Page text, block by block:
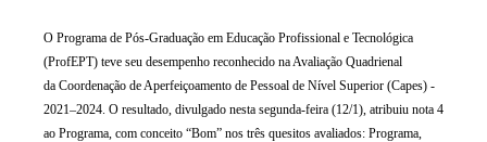
​​O Programa de Pós-Graduação em Educação Profissional e Tecnológica
(ProfEPT) teve seu desempenho reconhecido na Avaliação Quadrienal
da Coordenação de Aperfeiçoamento de Pessoal de Nível Superior (Capes) -
2021–2024. O resultado, divulgado nesta segunda-feira (12/1), atribuiu nota 4
ao Programa, com conceito “Bom” nos três quesitos avaliados: Programa,